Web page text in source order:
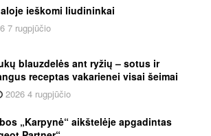
ieškomi liudininkai
7 rugpjūčio
blauzdelės ant ryžių – sotus ir
receptas vakarienei visai šeimai
2026 4 rugpjūčio
„Karpynė“ aikštelėje apgadintas